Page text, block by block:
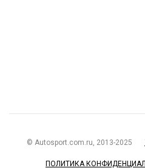
© Autosport.com.ru, 2013-2025
ПОЛИТИКА